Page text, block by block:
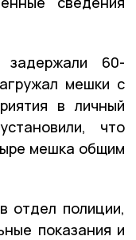
задержали 60-
мешки с
в личный
что
мешка общим
отдел полиции,
показания и